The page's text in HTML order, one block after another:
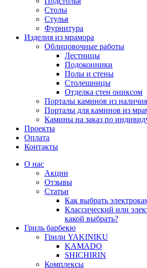
Столы
Стулья
Фурнитура
Изделия из мрамора
Облицовочные работы
Лестницы
Подоконники
Полы и стены
Столешницы
Отделка стен ониксом
Порталы каминов из наличия
Порталы для каминов из
Камины на заказ по
Проекты
Оплата
Контакты
О нас
Акции
Отзывы
Статьи
Как выбрать
Классический или
какой выбрать?
Гриль барбекю
Грили YAKINIKU
KAMADO
SHICHIRIN
Комплексы